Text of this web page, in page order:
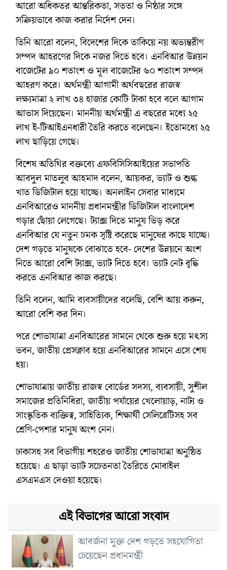
আরো অধিকতর আন্তরিকতা, সততা ও নিষ্ঠার সঙ্গে
সক্রিয়ভাবে কাজ করার নির্দেশ দেন।
তিনি আরো বলেন, বিদেশের দিকে তাকিয়ে নয় অভ্যন্তরীণ
সম্পদ আহরণের দিকে নজর দিতে হবে। এনবিআর উন্নয়ন
বাজেটের ৯০ শতাংশ ও মূল বাজেটের ৬০ শতাংশ সম্পদ
আহরণ করে। অর্থমন্ত্রী আগামী অর্থবছরের রাজস্ব
লক্ষ্যমাত্রা ২ লাখ ৩৪ হাজার কোটি টাকা হবে বলে আগাম
আভাস দিয়েছেন। মাননীয় অর্থমন্ত্রী এ বছরের মধ্যে ২৫
লাখ ই-টিআইএনধারী তৈরি করতে বলেছেন। ইতোমধ্যে ২৫
লাখ ছাড়িয়ে গেছে।
বিশেষ অতিথির বক্তব্যে এফবিসিসিআইয়ের সভাপতি
আবদুল মাতলুব আহমাদ বলেন, আয়কর, ভ্যাট ও শুল্ক
খাত ডিজিটাল হয়ে যাচ্ছে। অনলাইন সেবার মাধ্যমে
এনবিআরেও মাননীয় প্রধানমন্ত্রীর ডিজিটাল বাংলাদেশ
গড়ার ছোঁয়া লেগেছে। ট্যাক্স দিতে মানুষ ভিড় করে
এনবিআর যে নতুন চমক সৃষ্টি করেছে মানুষের কাছে যাচ্ছে।
দেশ গড়তে মানুষকে বোঝাতে হবে- দেশের উন্নয়নে অংশ
নিতে আরো বেশি ট্যাক্স, ভ্যাট দিতে হবে। ভ্যাট নেট বৃদ্ধি
করতে এনবিআর কাজ করছে।
তিনি বলেন, আমি ব্যবসায়ীদের বলেছি, বেশি আয় করুন,
আরো বেশি কর দিন।
পরে শোভাযাত্রা এনবিআরের সামনে থেকে শুরু হয়ে মৎস্য
ভবন, জাতীয় প্রেসক্লাব হয়ে এনবিআরের সামনে এসে শেষ
হয়।
শোভাযাত্রায় জাতীয় রাজস্ব বোর্ডের সদস্য, ব্যবসায়ী, সুশীল
সমাজের প্রতিনিধিরা, জাতীয় পর্যায়ের খেলোয়াড়, নাট্য ও
সাংস্কৃতিক ব্যক্তিত্ব, সাহিত্যিক, শিক্ষার্থী সেলিব্রেটিসহ সব
শ্রেণি-পেশার মানুষ অংশ নেন।
ঢাকাসহ সব বিভাগীয় শহরেও জাতীয় শোভাযাত্রা অনুষ্ঠিত
হয়েছে। এ ছাড়া ভ্যাট সচেতনতা তৈরিতে মোবাইল
এসএমএস দেওয়া হয়েছে।
এই বিভাগের আরো সংবাদ
আবর্জনা মুক্ত দেশ গড়তে সহযোগিতা
চেয়েছেন প্রধানমন্ত্রী